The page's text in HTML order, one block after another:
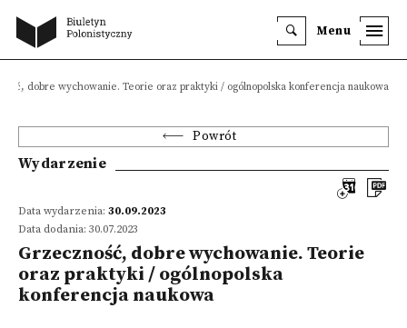
Menu
dobre wychowanie. Teorie oraz praktyki / ogólnopolska konferencja naukowa
Powrót
Wydarzenie
Data wydarzenia: 30.09.2023
Data dodania: 30.07.2023
Grzeczność, dobre wychowanie. Teorie
oraz praktyki / ogólnopolska
konferencja naukowa